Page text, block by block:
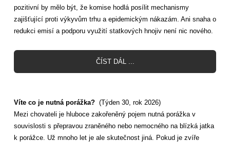
pozitivní by mělo být, že komise hodlá posílit mechanismy
zajišťující proti výkyvům trhu a epidemickým nákazám. Ani snaha o
redukci emisí a podporu využití statkových hnojiv není nic nového.
ČÍST DÁL ...
Víte co je nutná porážka?(Týden 30, rok 2026)
Mezi chovateli je hluboce zakořeněný pojem nutná porážka v
souvislosti s přepravou zraněného nebo nemocného na blízká jatka
k porážce. Už mnoho let je ale skutečnost jiná. Pokud je zvíře